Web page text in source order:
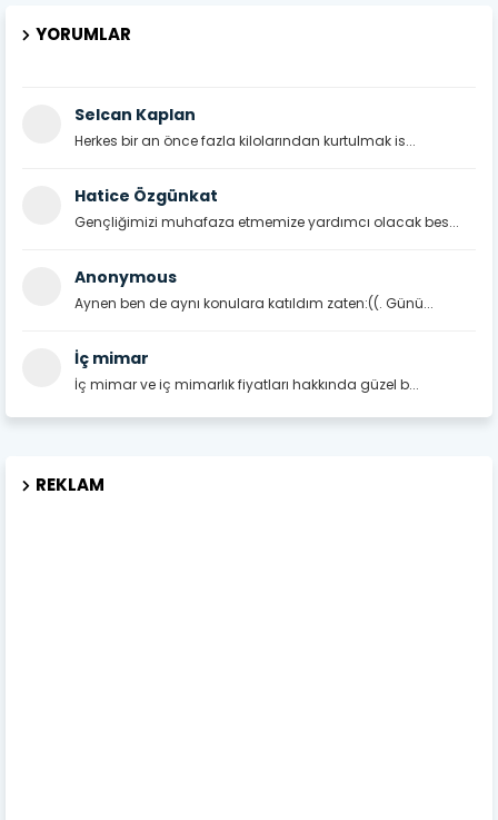
YORUMLAR
Selcan Kaplan
Herkes bir an önce fazla kilolarından kurtulmak is...
Hatice Özgünkat
Gençliğimizi muhafaza etmemize yardımcı olacak bes...
Anonymous
Aynen ben de aynı konulara katıldım zaten:((. Günü...
İç mimar
İç mimar ve iç mimarlık fiyatları hakkında güzel b...
REKLAM